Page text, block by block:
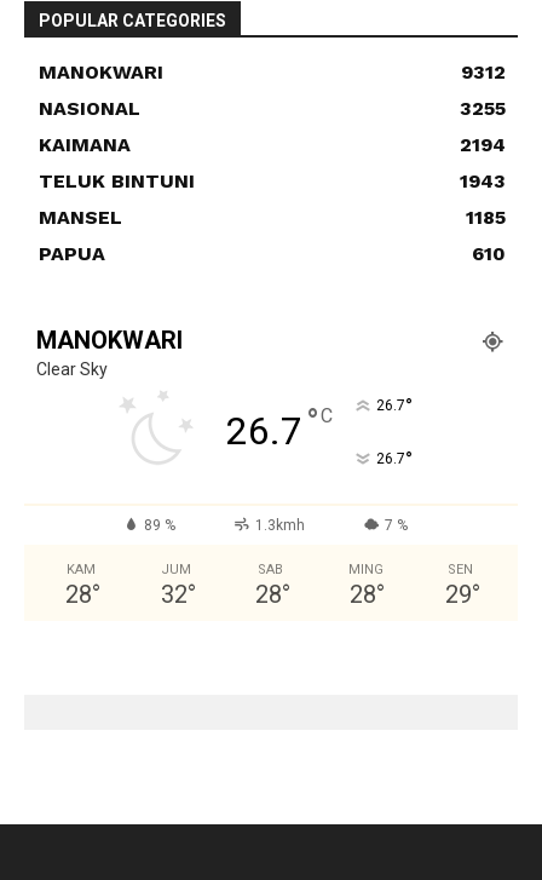
POPULAR CATEGORIES
MANOKWARI
9312
NASIONAL
3255
KAIMANA
2194
TELUK BINTUNI
1943
MANSEL
1185
PAPUA
610
MANOKWARI
Clear Sky
26.7 °C 26.7°
26.7°
89 % 1.3kmh 7 %
KAM
28°
JUM
32°
SAB
28°
MING
28°
SEN
29°